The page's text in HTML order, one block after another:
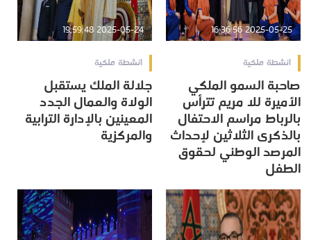
2025-05-25 16:36:56
انشطة ملكية
صاحبة السمو الملكي
الأميرة للا مريم تترأس
بالرباط مراسم الاحتفال
بالذكرى الثلاثين لإحداث
المرصد الوطني لحقوق
الطفل
2025-05-24 19:59:48
انشطة ملكية
جلالة الملك يستقبل
الولاة والعمال الجدد
المعينين بالإدارة الترابية
والمركزية